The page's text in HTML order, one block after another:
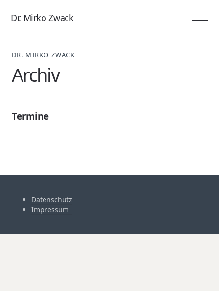
Dr. Mirko Zwack
DR. MIRKO ZWACK
Archiv
Termine
Datenschutz
Impressum